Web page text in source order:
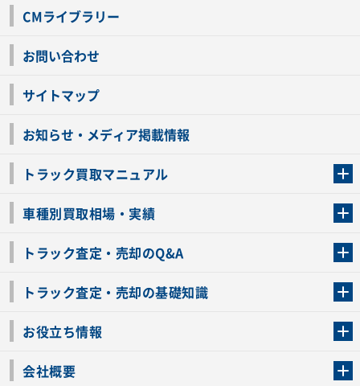
CMライブラリー
お問い合わせ
サイトマップ
お知らせ・メディア掲載情報
トラック買取マニュアル
車種別買取相場・実績
トラック査定・売却のQ&A
トラック査定・売却の基礎知識
お役立ち情報
会社概要